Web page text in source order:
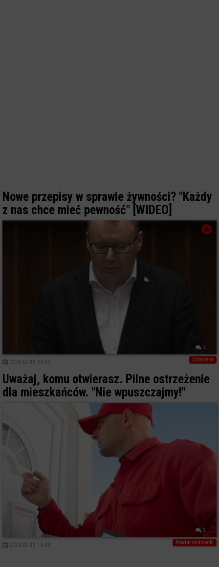
Nowe przepisy w sprawie żywności? "Każdy
z nas chce mieć pewność" [WIDEO]
4
Ostrołęka
2026-07-15 20:50
Uważaj, komu otwierasz. Pilne ostrzeżenie
dla mieszkańców. "Nie wpuszczajmy!"
3
Powiat ostrołecki
2026-07-13 19:46